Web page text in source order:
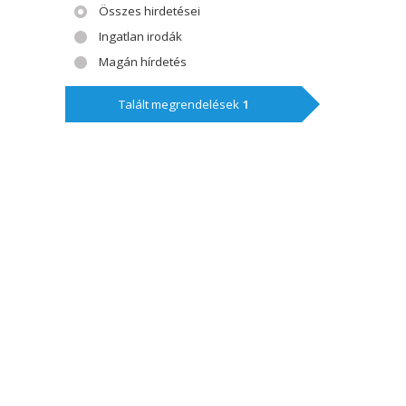
Összes hirdetései
Ingatlan irodák
Magán hírdetés
Talált megrendelések 1